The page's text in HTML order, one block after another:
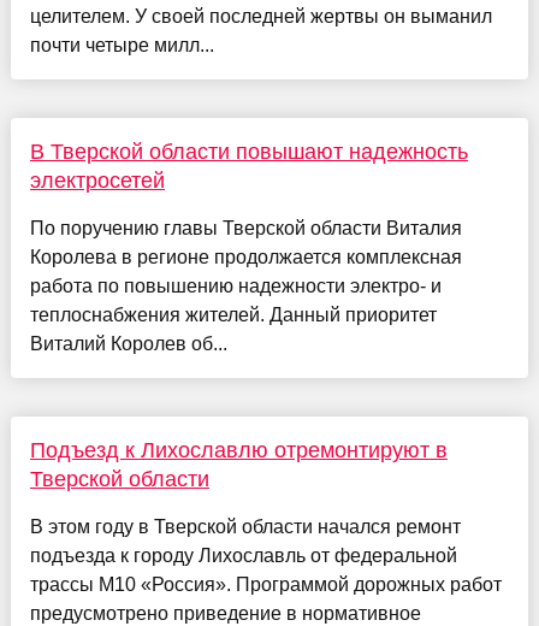
целителем. У своей последней жертвы он выманил
почти четыре милл...
В Тверской области повышают надежность
электросетей
По поручению главы Тверской области Виталия
Королева в регионе продолжается комплексная
работа по повышению надежности электро- и
теплоснабжения жителей. Данный приоритет
Виталий Королев об...
Подъезд к Лихославлю отремонтируют в
Тверской области
В этом году в Тверской области начался ремонт
подъезда к городу Лихославль от федеральной
трассы М10 «Россия». Программой дорожных работ
предусмотрено приведение в нормативное